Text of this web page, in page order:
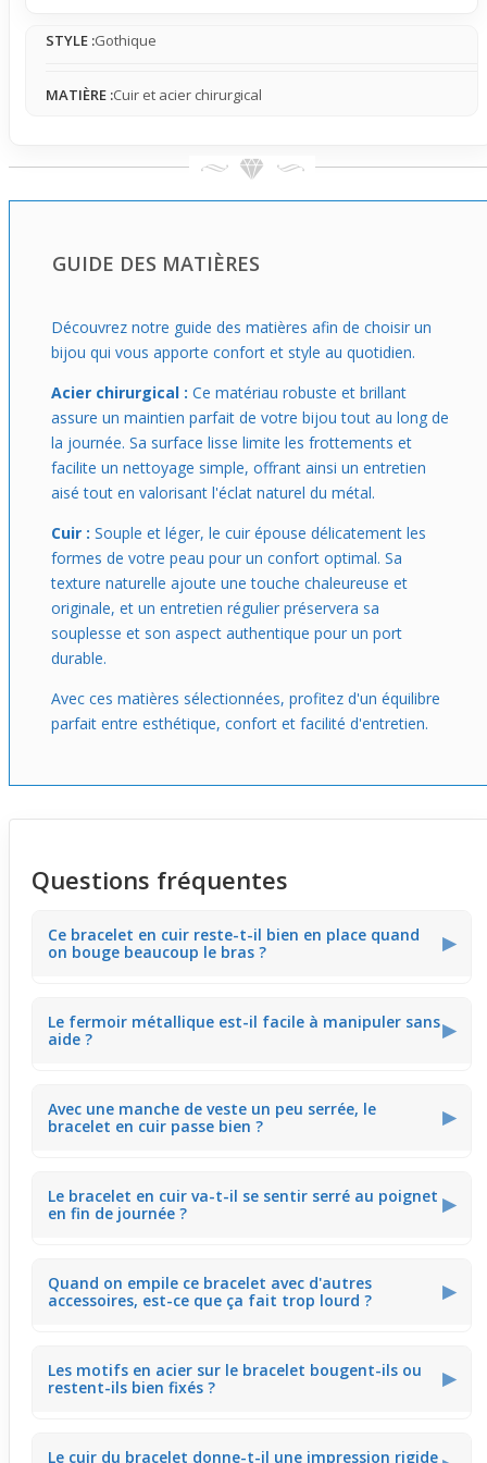
donnant du relief et du caractère à tes gestes, sans
Porter ce bracelet, c’est montrer une personnalité forte et
lui donner du peps. Avec son confort et son look, il
STYLE :Gothique
MATIÈRE :Cuir et acier chirurgical
GUIDE DES MATIÈRES
Découvrez notre guide des matières afin de choisir un
bijou qui vous apporte confort et style au quotidien.
Acier chirurgical : Ce matériau robuste et brillant
assure un maintien parfait de votre bijou tout au long de
la journée. Sa surface lisse limite les frottements et
facilite un nettoyage simple, offrant ainsi un entretien
aisé tout en valorisant l'éclat naturel du métal.
Cuir : Souple et léger, le cuir épouse délicatement les
formes de votre peau pour un confort optimal. Sa
texture naturelle ajoute une touche chaleureuse et
originale, et un entretien régulier préservera sa
souplesse et son aspect authentique pour un port
durable.
Avec ces matières sélectionnées, profitez d'un équilibre
parfait entre esthétique, confort et facilité d'entretien.
Questions fréquentes
Ce bracelet en cuir reste-t-il bien en place quand
on bouge beaucoup le bras ?
▶
le bracelet suit les mouvements sans tourner
exagérément. Idéal pour écrire ou utiliser un téléphone
Le fermoir métallique est-il facile à manipuler sans
aide ?
▶
rapidement mais tient bien, parfait pour le mettre seul
avant de sortir ou au bureau.
Avec une manche de veste un peu serrée, le
bracelet en cuir passe bien ?
▶
glisse aisément sous les manches peu ajustées sans se
coincer, ce qui permet de porter un chemisier ou une
Le bracelet en cuir va-t-il se sentir serré au poignet
en fin de journée ?
▶
souple, évitant la sensation de serrage même après
plusieurs heures, parfait pour un port continu.
Quand on empile ce bracelet avec d'autres
accessoires, est-ce que ça fait trop lourd ?
▶
permet d’assembler plusieurs bracelets sans sensation
d’encombrement, idéal pour un look plus affirmé.
Les motifs en acier sur le bracelet bougent-ils ou
restent-ils bien fixés ?
▶
Le cuir du bracelet donne-t-il une impression rigide